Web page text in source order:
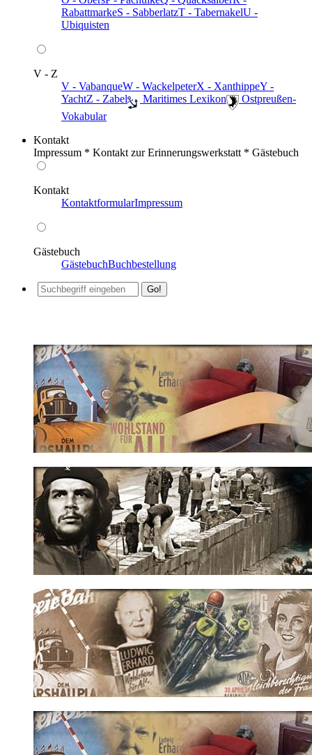
RabattmarkeS - SabberlatzT - TabernakelU -
Ubiquisten
V - Z
V - VabanqueW - WackelpeterX - XanthippeY -
YachtZ - Zabel ️ Maritimes Lexikon
️ Ostpreußen-
Vokabular
Kontakt
Impressum * Kontakt zur Erinnerungswerkstatt * Gästebuch
Kontakt
KontaktformularImpressum
Gästebuch
GästebuchBuchbestellung